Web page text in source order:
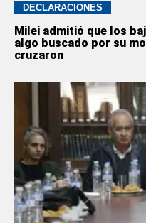
DECLARACIONES
Milei admitió que los
algo buscado por su
cruzaron